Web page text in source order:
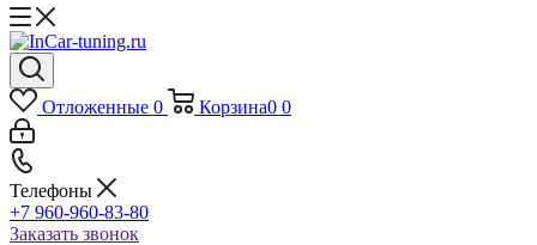
Отложенные 0 Корзина0 0
Телефоны
+7 960-960-83-80
Заказать звонок